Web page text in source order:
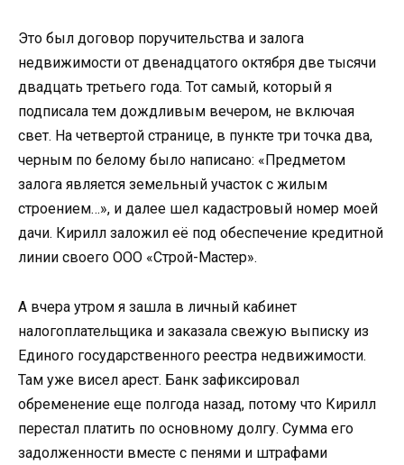
Это был договор поручительства и залога
недвижимости от двенадцатого октября две тысячи
двадцать третьего года. Тот самый, который я
подписала тем дождливым вечером, не включая
свет. На четвертой странице, в пункте три точка два,
черным по белому было написано: «Предметом
залога является земельный участок с жилым
строением…», и далее шел кадастровый номер моей
дачи. Кирилл заложил её под обеспечение кредитной
линии своего ООО «Строй-Мастер».
А вчера утром я зашла в личный кабинет
налогоплательщика и заказала свежую выписку из
Единого государственного реестра недвижимости.
Там уже висел арест. Банк зафиксировал
обременение еще полгода назад, потому что Кирилл
перестал платить по основному долгу. Сумма его
задолженности вместе с пенями и штрафами